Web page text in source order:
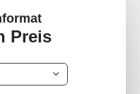
Preis